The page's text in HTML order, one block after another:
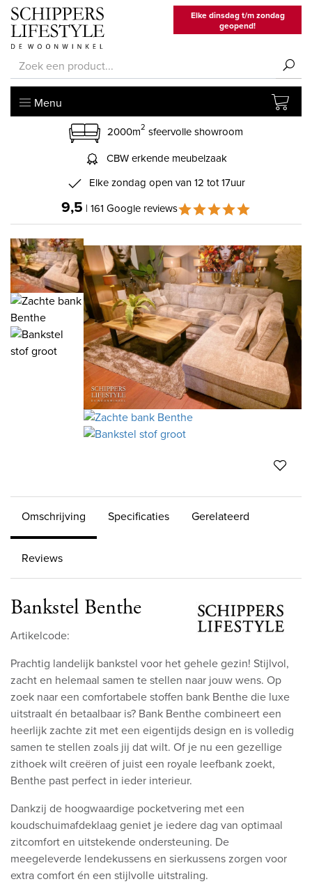
Elke dinsdag t/m zondag
geopend!
Menu
2000m2 sfeervolle showroom
CBW erkende meubelzaak
Elke zondag open van 12 tot 17uur
9,5 | 161 Google reviews
Omschrijving Specificaties Gerelateerd
Reviews
Bankstel Benthe
Artikelcode:
Prachtig landelijk bankstel voor het gehele gezin! Stijlvol,
zacht en helemaal samen te stellen naar jouw wens. Op
zoek naar een comfortabele stoffen bank Benthe die luxe
uitstraalt én betaalbaar is? Bank Benthe combineert een
heerlijk zachte zit met een eigentijds design en is volledig
samen te stellen zoals jij dat wilt. Of je nu een gezellige
zithoek wilt creëren of juist een royale leefbank zoekt,
Benthe past perfect in ieder interieur.
Dankzij de hoogwaardige pocketvering met een
koudschuimafdeklaag geniet je iedere dag van optimaal
zitcomfort en uitstekende ondersteuning. De
meegeleverde lendekussens en sierkussens zorgen voor
extra comfort én een stijlvolle uitstraling.